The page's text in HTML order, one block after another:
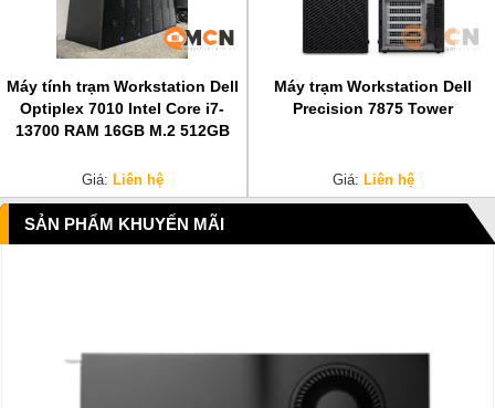
Máy tính trạm Workstation Dell
Optiplex 7010 Intel Core i7-
13700 RAM 16GB M.2 512GB
Giá: Liên hệ
Máy trạm Workstation Dell
Precision 7875 Tower
Giá: Liên hệ
SẢN PHẨM KHUYẾN MÃI